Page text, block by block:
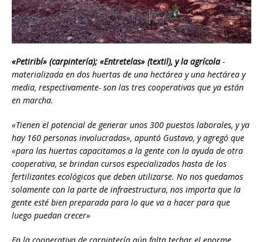
«Petiribí» (carpintería); «Entretelas» (textil), y la agrícola-
materializada en dos huertas de una hectárea y una hectárea y
media, respectivamente- son las tres cooperativas que ya están
en marcha.
«Tienen el potencial de generar unos 300 puestos laborales, y ya
hay 160 personas involucradas», apuntó Gustavo, y agregó que
«para las huertas capacitamos a la gente con la ayuda de otra
cooperativa, se brindan cursos especializados hasta de los
fertilizantes ecológicos que deben utilizarse. No nos quedamos
solamente con la parte de infraestructura, nos importa que la
gente esté bien preparada para lo que va a hacer para que
luego puedan crecer»